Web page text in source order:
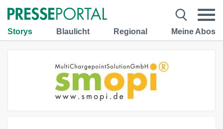
Storys Blaulicht Regional Meine Abos